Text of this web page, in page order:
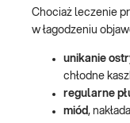
Chociaż leczenie
w łagodzeniu
unikanie
chłodne
regularne
miód,